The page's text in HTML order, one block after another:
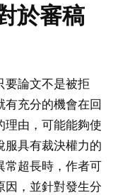
於審稿
要論文不是被拒
充分的機會在回
理由，可能能夠使
服具有裁決權力的
常超長時，作者可
因，並針對發生分